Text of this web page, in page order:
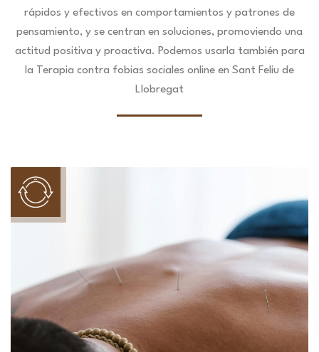
rápidos y efectivos en comportamientos y patrones de
pensamiento, y se centran en soluciones, promoviendo una
actitud positiva y proactiva. Podemos usarla también para
la Terapia contra fobias sociales online en Sant Feliu de
Llobregat